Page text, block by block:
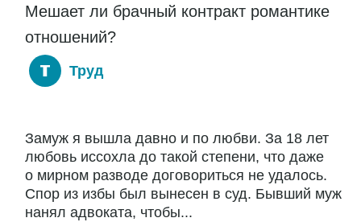
Мешает ли брачный контракт романтике
отношений?
Труд
Замуж я вышла давно и по любви. За 18 лет
любовь иссохла до такой степени, что даже
о мирном разводе договориться не удалось.
Спор из избы был вынесен в суд. Бывший муж
нанял адвоката, чтобы...